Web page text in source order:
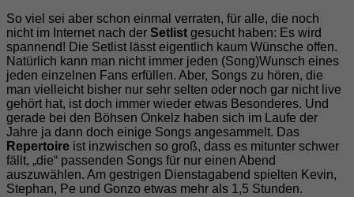
So viel sei aber schon einmal verraten, für alle, die noch
nicht im Internet nach der Setlist gesucht haben: Es wird
spannend! Die Setlist lässt eigentlich kaum Wünsche offen.
Natürlich kann man nicht immer jeden (Song)Wunsch eines
jeden einzelnen Fans erfüllen. Aber, Songs zu hören, die
man vielleicht bisher nur sehr selten oder noch gar nicht live
gehört hat, ist doch immer wieder etwas Besonderes. Und
gerade bei den Böhsen Onkelz haben sich im Laufe der
Jahre ja dann doch einige Songs angesammelt. Das
Repertoire ist inzwischen so groß, dass es mitunter schwer
fällt, „die“ passenden Songs für nur einen Abend
auszuwählen. Am gestrigen Dienstagabend spielten Kevin,
Stephan, Pe und Gonzo etwas mehr als 1,5 Stunden.